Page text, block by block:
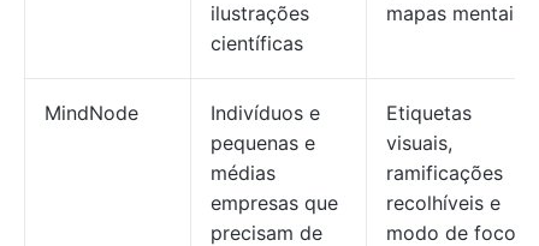
ilustrações
científicas
mapas mentais
MindNode
Indivíduos e
pequenas e
médias
empresas que
precisam de
Etiquetas
visuais,
ramificações
recolhíveis e
modo de foco